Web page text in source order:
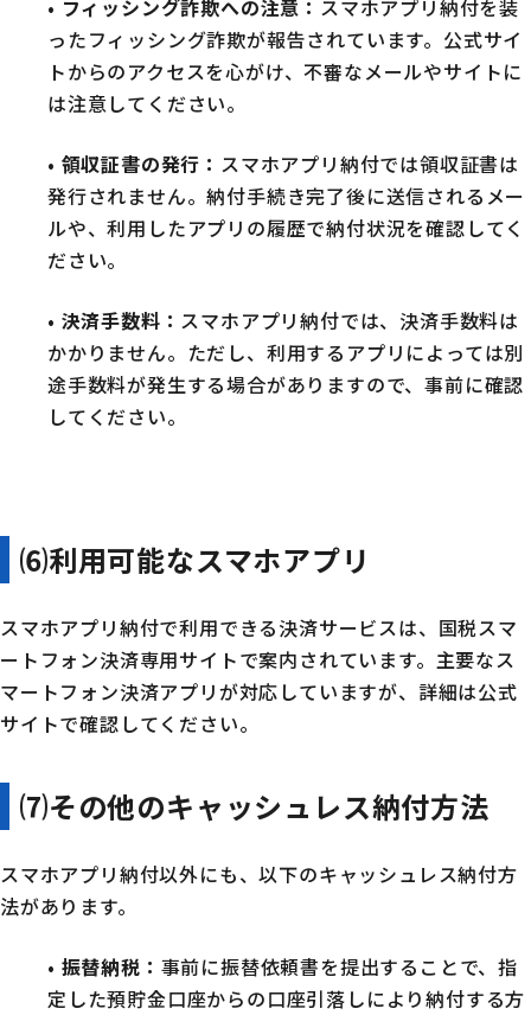
• フィッシング詐欺への注意 ： スマホアプリ納付を装
ったフィッシング詐欺が報告されています。公式サイ
トからのアクセスを心がけ、不審なメールやサイトに
は注意してください。
• 領収証書の発行 ： スマホアプリ納付では領収証書は
発行されません。納付手続き完了後に送信されるメー
ルや、利用したアプリの履歴で納付状況を確認してく
ださい。
• 決済手数料 ： スマホアプリ納付では、決済手数料は
かかりません。ただし、利用するアプリによっては別
途手数料が発生する場合がありますので、事前に確認
してください。
⑹利用可能なスマホアプリ
スマホアプリ納付で利用できる決済サービスは、国税スマ
ートフォン決済専用サイトで案内されています。主要なス
マートフォン決済アプリが対応していますが、詳細は公式
サイトで確認してください。
⑺その他のキャッシュレス納付方法
スマホアプリ納付以外にも、以下のキャッシュレス納付方
法があります。
• 振替納税 ： 事前に振替依頼書を提出することで、指
定した預貯金口座からの口座引落しにより納付する方